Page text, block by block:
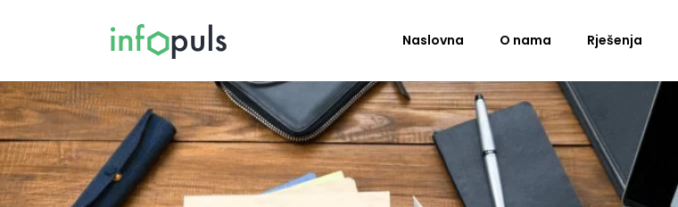
Naslovna O nama Rješenja